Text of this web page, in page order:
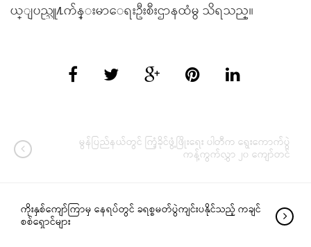
ယ္ျပည္သူ႔က်န္းမာေရးဦးစီးဌာနထံမွ သိရသည္။
မွန်ပြည်နယ်တွင် ကြံ့ခိုင်ဖွံ့ဖြိုးရေး ပါတီက ရွေးကောက်ပွဲ
ကန့်ကွက်လွှာ ၂၀ ကျော်တင်
ကိုးနှစ်ကျော်ကြာမှ နေရပ်တွင် ခရစ္စမတ်ပွဲကျင်းပနိုင်သည့် ကချင်
စစ်ရှောင်များ